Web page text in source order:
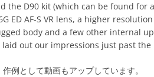
the D90 kit (which can be found for
ED AF-S VR lens, a higher
body and a few other internal
laid out our impressions just past the
例として動画もアップしています。